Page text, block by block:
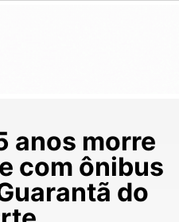
anos morre
com ônibus
do